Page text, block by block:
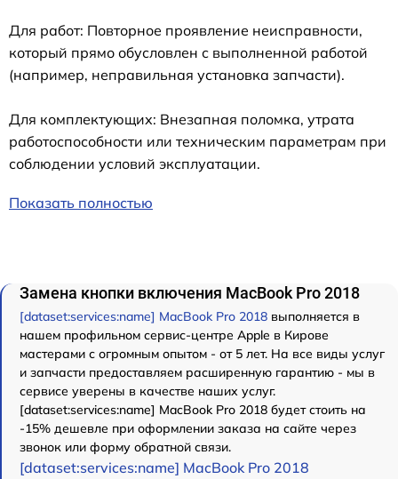
Для работ: Повторное проявление неисправности,
который прямо обусловлен с выполненной работой
(например, неправильная установка запчасти).
Для комплектующих: Внезапная поломка, утрата
работоспособности или техническим параметрам при
соблюдении условий эксплуатации.
Показать полностью
Замена кнопки включения MacBook Pro 2018
[dataset:services:name] MacBook Pro 2018 выполняется в
нашем профильном сервис-центре Apple в Кирове
мастерами с огромным опытом - от 5 лет. На все виды услуг
и запчасти предоставляем расширенную гарантию - мы в
сервисе уверены в качестве наших услуг.
[dataset:services:name] MacBook Pro 2018 будет стоить на
-15% дешевле при оформлении заказа на сайте через
звонок или форму обратной связи.
[dataset:services:name] MacBook Pro 2018